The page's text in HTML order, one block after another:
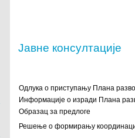
Jавне консултације
Одлука о приступању Плана
Информације о изради Плана
Образац за предлоге
Решење о формирању